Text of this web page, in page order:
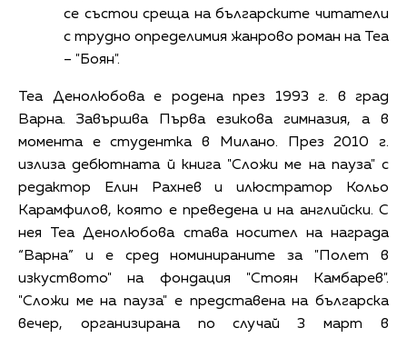
се състои среща на българските читатели
с трудно определимия жанрово роман на Теа
– "Боян".
Теа Денолюбова е родена през 1993 г. в град
Варна. Завършва Първа езикова гимназия, a в
момента е студентка в Милано. През 2010 г.
излиза дебютната й книга "Сложи ме на пауза" с
редактор Елин Рахнев и илюстратор Кольо
Карамфилов, която е преведена и на английски. С
нея Теа Денолюбова става носител на награда
“Варна” и е сред номинираните за "Полет в
изкуството" на фондация "Стоян Камбарев".
"Сложи ме на пауза" е представена на българска
вечер, организирана по случай 3 март в